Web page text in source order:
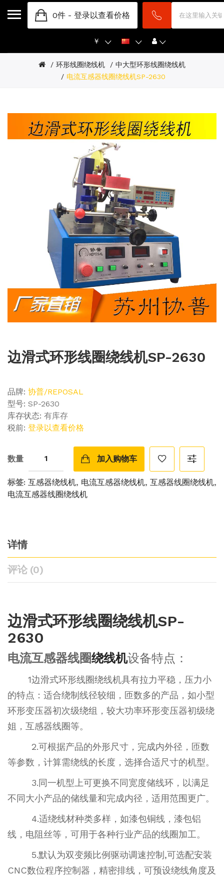
￥
0件 - 登录以查看价格
环形线圈绕线机
中大型环形线圈绕线机
电流互感器线圈绕线机SP-2630
边滑式环形线圈绕线机SP-2630
品牌: 协普/REPOSAL
型号: SP-2630
库存状态: 有库存
税前: 登录以查看价格
数量 加入购物车
标签: 互感器绕线机, 电流互感器绕线机, 互感器线圈绕线机,
电流互感器线圈绕线机
详情
评论 (0)
边滑式环形线圈绕线机SP-
2630
电流互感器线圈绕线机设备特点：
1边滑式环形线圈绕线机具有拉力平稳，压力小
的特点：适合绕制线径较细，匝数多的产品，如小型
环形变压器初次级绕组，较大功率环形变压器初级绕
姐，互感器线圈等。
2.可根据产品的外形尺寸，完成内外径，匝数
等参数，计算需绕线的长度，选择合适尺寸的机型。
3.同一机型上可更换不同宽度储线环，以满足
不同大小产品的储线量和完成内径，适用范围更广。
4.适绕线材种类多样，如漆包铜线，漆包铝
线，电阻丝等，可用于各种行业产品的线圈加工。
5.默认为双变频比例驱动调速控制,可选配安装
CNC数位程序控制器，精密排线，可预设绕线角度及